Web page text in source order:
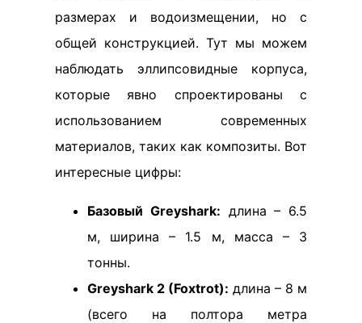
размерах и водоизмещении, но с
общей конструкцией. Тут мы можем
наблюдать эллипсовидные корпуса,
которые явно спроектированы с
использованием современных
материалов, таких как композиты. Вот
интересные цифры:
Базовый Greyshark: длина – 6.5
м, ширина – 1.5 м, масса – 3
тонны.
Greyshark 2 (Foxtrot): длина – 8 м
(всего на полтора метра